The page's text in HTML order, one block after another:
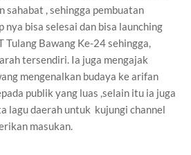
sahabat , sehingga pembuatan
nya bisa selesai dan bisa launching
Tulang Bawang Ke-24 sehingga,
tersendiri. Ia juga mengajak
mengenalkan budaya ke arifan
publik yang luas ,selain itu ia juga
lagu daerah untuk kujungi channel
masukan.